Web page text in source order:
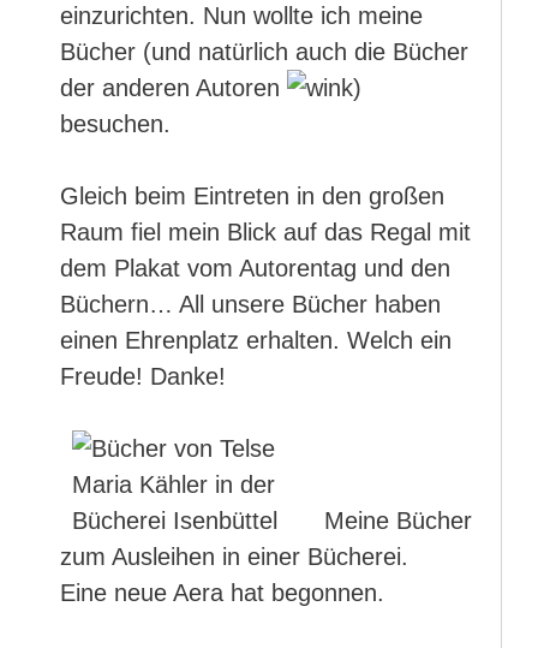
einzurichten. Nun wollte ich meine
Bücher (und natürlich auch die Bücher
der anderen Autoren
)
besuchen.
Gleich beim Eintreten in den großen
Raum fiel mein Blick auf das Regal mit
dem Plakat vom Autorentag und den
Büchern… All unsere Bücher haben
einen Ehrenplatz erhalten. Welch ein
Freude! Danke!
Meine Bücher
zum Ausleihen in einer Bücherei.
Eine neue Aera hat begonnen.